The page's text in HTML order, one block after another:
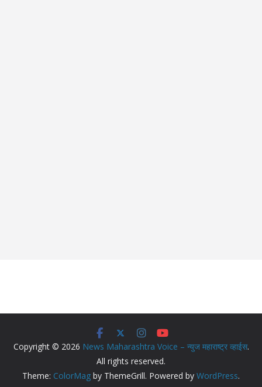
Copyright © 2026 News Maharashtra Voice – न्युज महाराष्ट्र व्हाईस.
All rights reserved.
Theme: ColorMag by ThemeGrill. Powered by WordPress.